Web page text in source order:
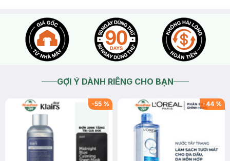
GỢI Ý DÀNH RIÊNG CHO BẠN
-55 % -44 %